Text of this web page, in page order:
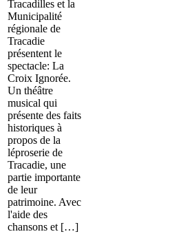
Tracadilles et la
Municipalité
régionale de
Tracadie
présentent le
spectacle: La
Croix Ignorée.
Un théâtre
musical qui
présente des faits
historiques à
propos de la
léproserie de
Tracadie, une
partie importante
de leur
patrimoine. Avec
l'aide des
chansons et […]